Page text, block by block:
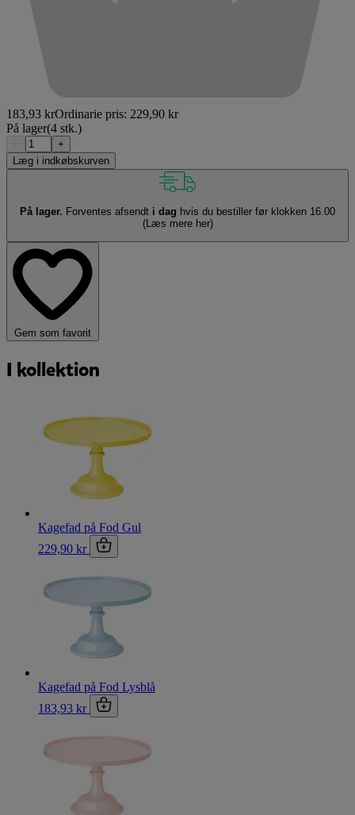
183,93 krOrdinarie pris: 229,90 kr
På lager(4 stk.)
−
+
Læg i indkøbskurven
På lager. Forventes afsendt i dag hvis du bestiller før klokken 16.00
(Læs mere her)
Gem som favorit
I kollektion
Kagefad på Fod Gul
229,90 kr
Kagefad på Fod Lysblå
183,93 kr